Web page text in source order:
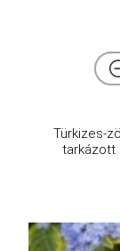
Türkizes-
tarkázott